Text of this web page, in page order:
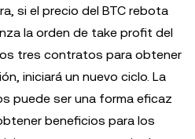
si el precio del BTC rebota
la orden de take profit del
tres contratos para obtener
iniciará un nuevo ciclo. La
puede ser una forma eficaz
beneficios para los